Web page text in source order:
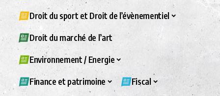
Droit du sport et Droit de l’évènementiel
Droit du marché de l’art
Environnement / Energie
Finance et patrimoine Fiscal